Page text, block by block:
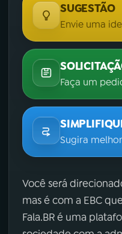
SUGESTÃO
Envie uma
Faça um
Sugira
Você será
mas é com a EBC
Fala.BR é uma